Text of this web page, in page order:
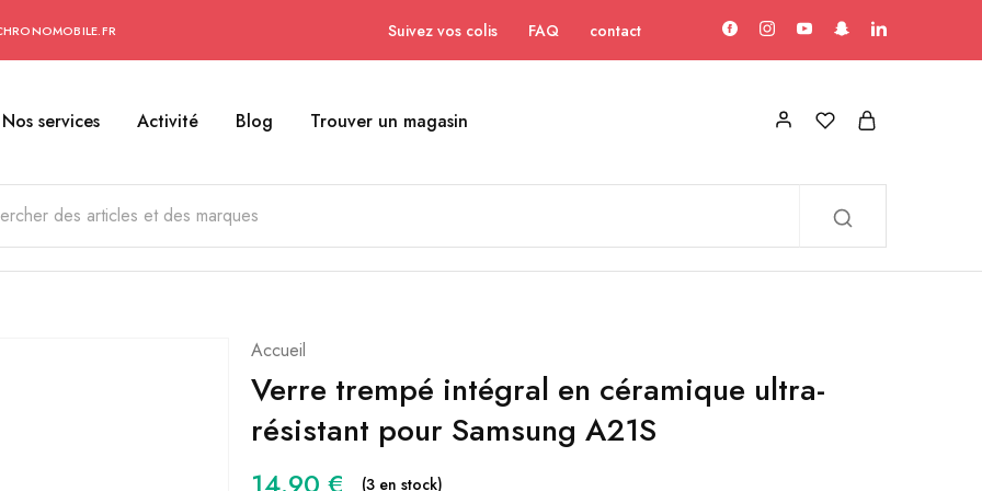
Suivez vos colis FAQ contact
Nos services Activité Blog Trouver un magasin
Accueil
Verre trempé intégral en céramique ultra-
résistant pour Samsung A21S
(3 en stock)